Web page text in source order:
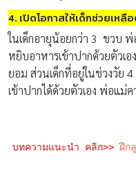
4. เปิดโอกาสให้เด็กช่วยเหลื
ในเด็กอายุน้อยกว่า 3 ขวบ
หยิบอาหารเข้าปากด้วยตัวเอ
ยอม ส่วนเด็กที่อยู่ในช่วงวัย
เข้าปากได้ด้วยตัวเอง พ่อแม่
บทความแนะนำ คลิก>> ฝึก